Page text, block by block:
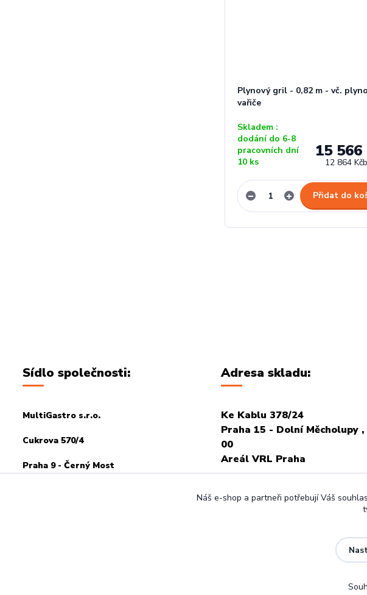
Plynový gril - 0,82 m - vč.
vařiče
15 566
12 864 Kč
Skladem :
dodání do 6-8
pracovních dní
10 ks
Přidat do
Sídlo společnosti:
MultiGastro s.r.o.
Cukrova 570/4
Praha 9 - Černý Most
Adresa skladu:
Ke Kablu 378/24
Praha 15 - Dolní Měcholupy ,
00
Areál VRL Praha
POTŘEBA VOLAT PŘEDEM
Náš e-shop a partneři potřebují Váš